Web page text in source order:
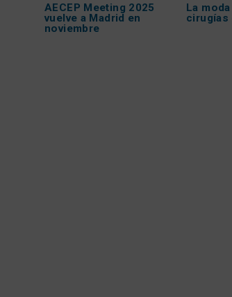
AECEP Meeting 2025
vuelve a Madrid en
noviembre
La
cirugías